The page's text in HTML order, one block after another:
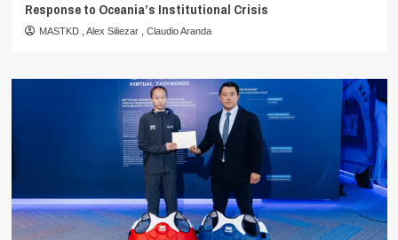
Response to Oceania’s Institutional Crisis
MASTKD Alex Siliezar Claudio Aranda